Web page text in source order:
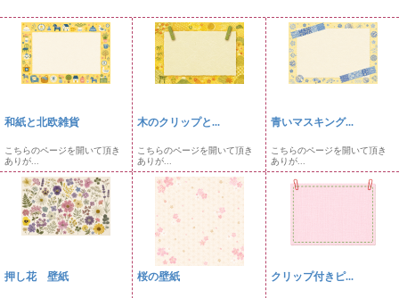
和紙と北欧雑貨
こちらのページを開いて頂き
ありが...
木のクリップと...
こちらのページを開いて頂き
ありが...
青いマスキング...
こちらのページを開いて頂き
ありが...
押し花 壁紙 桜の壁紙 クリップ付きピ...